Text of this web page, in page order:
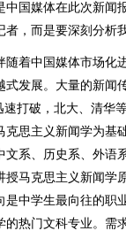
中国媒体在此次新
，而是要深刻分析
着中国媒体市场化
式发展。大量的新闻
速打破，北大、清华
克思主义新闻学为基
文系、历史系、外语
授马克思主义新闻学
是中学生最向往的职
的热门文科专业。需